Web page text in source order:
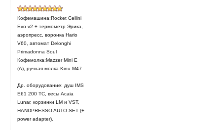
Кофемашина:Rocket Cellini
Evo v2 + термометр Эрика,
аэропресс, воронка Hario
V60, автомат Delonghi
Primadonna Soul
Кофемолка:Mazzer Mini E
(A), ручная молка Kinu M47
Др. оборудование: душ IMS
E61 200 TC, весы Acaia
Lunar, корзинки LM и VST,
HANDPRESSO AUTO SET (+
power adapter).